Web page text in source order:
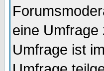
eine Umfrage
Umfrage ist